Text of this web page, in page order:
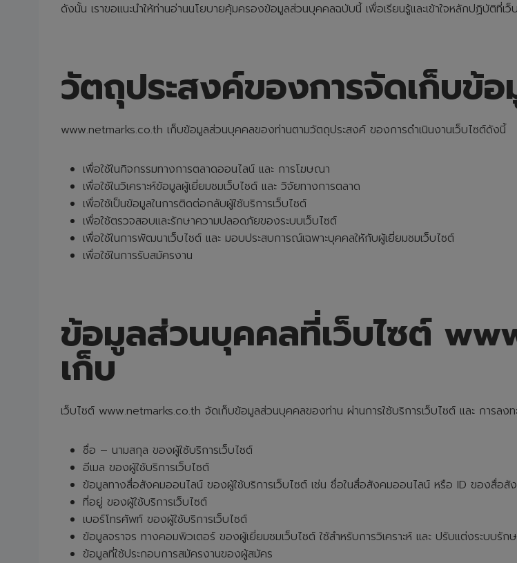
ดังนั้น เราขอแนะนำให้ท่านอ่านนโยบายคุ้มครองข้อมูลส่วนบุคคลฉบับนี้ เพื่อเรียนรู้และเข้าใจหลักปฏิบั
วัตถุประสงค์ของการจัดเก็บข้
www.netmarks.co.th เก็บข้อมูลส่วนบุคคลของท่านตามวัตถุประสงค์ ของการดำเนินงานเว็บไซต์ดังนี้
เพื่อใช้ในกิจกรรมทางการตลาดออนไลน์ และ การโฆษณา
เพื่อใช้ในวิเคราะห์ข้อมูลผู้เยี่ยมชมเว็บไซต์ และ วิจัยทางการตลาด
เพื่อใช้เป็นข้อมูลในการติดต่อกลับผู้ใช้บริการเว็บไซต์
เพื่อใช้ตรวจสอบและรักษาความปลอดภัยของระบบเว็บไซต์
เพื่อใช้ในการพัฒนาเว็บไซต์ และ มอบประสบการณ์เฉพาะบุคคลใหักับผู้เยี่ยมชมเว็บไซต์
เพื่อใช้ในการรับสมัครงาน
ข้อมูลส่วนบุคคลที่เว็บไซต์
เก็บ
เว็บไซต์ www.netmarks.co.th จัดเก็บข้อมูลส่วนบุคคลของท่าน ผ่านการใช้บริการเว็บไซต์ และ การลง
ชื่อ – นามสกุล ของผู้ใช้บริการเว็บไซต์
อีเมล ของผู้ใช้บริการเว็บไซต์
ข้อมูลทางสื่อสังคมออนไลน์ ของผู้ใช้บริการเว็บไซต์ เช่น ชื่อในสื่อสังคมออนไลน์ หรือ ID ของสื่อสั
ที่อยู่ ของผู้ใช้บริการเว็บไซต์
เบอร์โทรศัพท์ ของผู้ใช้บริการเว็บไซต์
ข้อมูลจราจร ทางคอมพิวเตอร์ ของผู้เยี่ยมชมเว็บไซต์ ใช้สำหรับการวิเคราะห์ และ ปรับแต่งระบบรั
ข้อมูลที่ใช้ประกอบการสมัครงานของผู้สมัคร